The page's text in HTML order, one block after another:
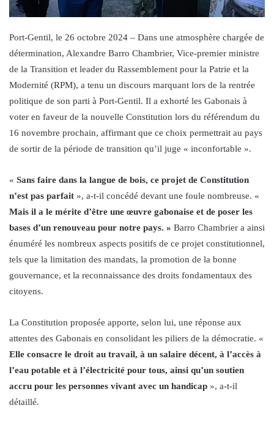
Port-Gentil, le 26 octobre 2024 – Dans une atmosphère chargée de
détermination, Alexandre Barro Chambrier, Vice-premier ministre
de la Transition et leader du Rassemblement pour la Patrie et la
Modernité (RPM), a tenu un discours marquant lors de la rentrée
politique de son parti à Port-Gentil. Il a exhorté les Gabonais à
voter en faveur de la nouvelle Constitution lors du référendum du
16 novembre prochain, affirmant que ce choix permettrait au pays
de sortir de la période de transition qu’il juge « inconfortable ».
« Sans faire dans la langue de bois, ce projet de Constitution
n’est pas parfait », a-t-il concédé devant une foule nombreuse. «
Mais il a le mérite d’être une œuvre gabonaise et de poser les
bases d’un renouveau pour notre pays. » Barro Chambrier a ainsi
énuméré les nombreux aspects positifs de ce projet constitutionnel,
tels que la limitation des mandats, la promotion de la bonne
gouvernance, et la reconnaissance des droits fondamentaux des
citoyens.
La Constitution proposée apporte, selon lui, une réponse aux
attentes des Gabonais en consolidant les piliers de la démocratie. «
Elle consacre le droit au travail, à un salaire décent, à l’accès à
l’eau potable et à l’électricité pour tous, ainsi qu’un soutien
accru pour les personnes vivant avec un handicap », a-t-il
détaillé.